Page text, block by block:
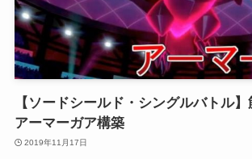
【ソードシールド・シングルバトル
アーマーガア構築
2019年11月17日